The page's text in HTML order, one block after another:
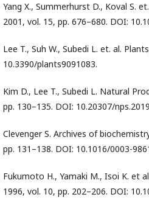
Yang X., Summerhurst D., Koval S.
2001, vol. 15, pp. 676–680. DOI:
Lee T., Suh W., Subedi L. et. al.
10.3390/plants9091083.
Kim D., Lee T., Subedi L. Natural
pp. 130–135. DOI: 10.20307/
Clevenger S. Archives of
pp. 131–138. DOI: 10.1016/0003-
Fukumoto H., Yamaki M., Isoi K. et
1996, vol. 10, pp. 202–206. DOI: